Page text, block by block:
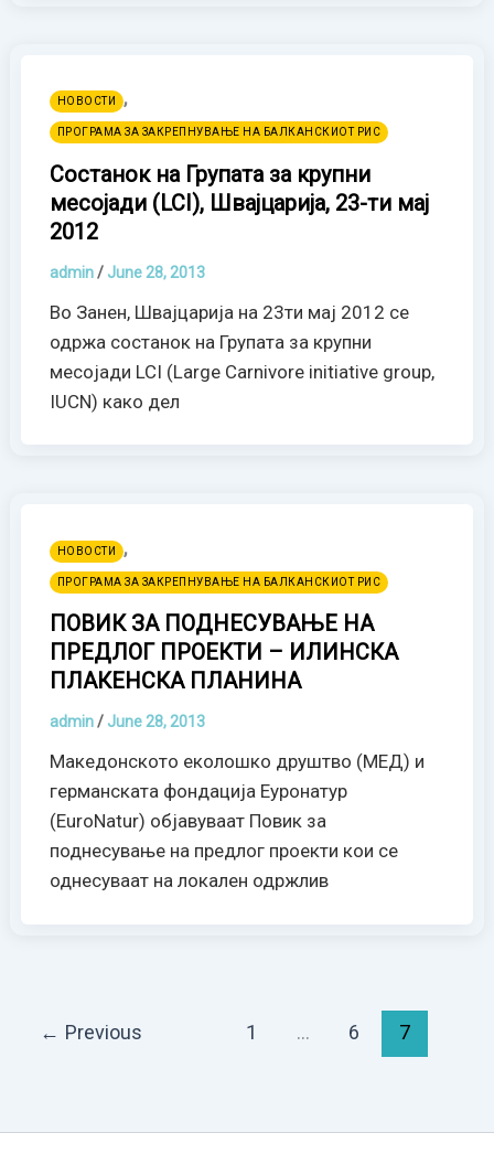
НОВОСТИ ,
ПРОГРАМА ЗА ЗАКРЕПНУВАЊЕ НА БАЛКАНСКИОТ РИС
Состанок на Групата за крупни
месојади (LCI), Швајцарија, 23-ти мај
2012
admin/ June 28, 2013
Во Занен, Швајцарија на 23ти мај 2012 се
одржа состанок на Групата за крупни
месојади LCI (Large Carnivore initiative group,
IUCN) како дел
НОВОСТИ ,
ПРОГРАМА ЗА ЗАКРЕПНУВАЊЕ НА БАЛКАНСКИОТ РИС
ПОВИК ЗА ПОДНЕСУВАЊЕ НА
ПРЕДЛОГ ПРОЕКТИ – ИЛИНСКА
ПЛАКЕНСКА ПЛАНИНА
admin/ June 28, 2013
Македонското еколошко друштво (МЕД) и
германската фондација Еуронатур
(EuroNatur) објавуваат Повик за
поднесување на предлог проекти кои се
однесуваат на локален одржлив
← Previous 1 … 6 7